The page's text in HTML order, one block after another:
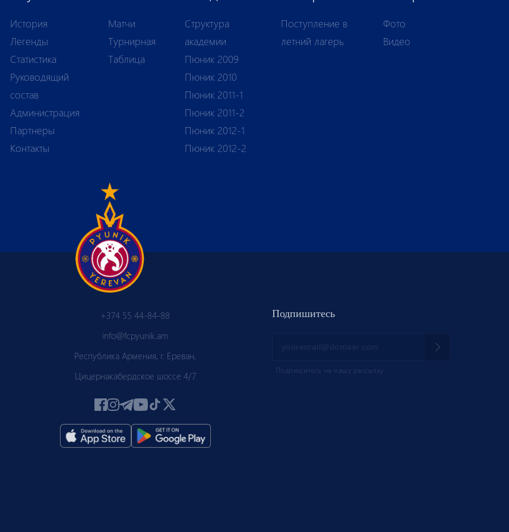
История
Легенды
Статистика
Руководящий
состав
Администрация
Партнеры
Контакты
Матчи
Турнирная
Таблица
Структура
академии
Пюник 2009
Пюник 2010
Пюник 2011-1
Пюник 2011-2
Пюник 2012-1
Пюник 2012-2
Поступление в
летний лагерь
Фото
Видео
+374 55 44-84-88
info@fcpyunik.am
Республика Армения, г. Ереван,
Цицернакабердское шоссе 4/7
Подпишитесь
Подпишитесь на нашу рассылку